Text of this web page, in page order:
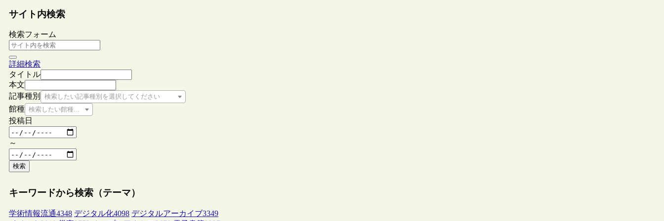
サイト内検索
検索フォーム
詳細検索
タイトル
本文
記事種別
検索したい記事種別を選択してください
館種 検索したい館種を選択してください
投稿日
～
検索
キーワードから検索（テーマ）
学術情報流通4348 デジタル化4098 デジタルアーカイブ3349